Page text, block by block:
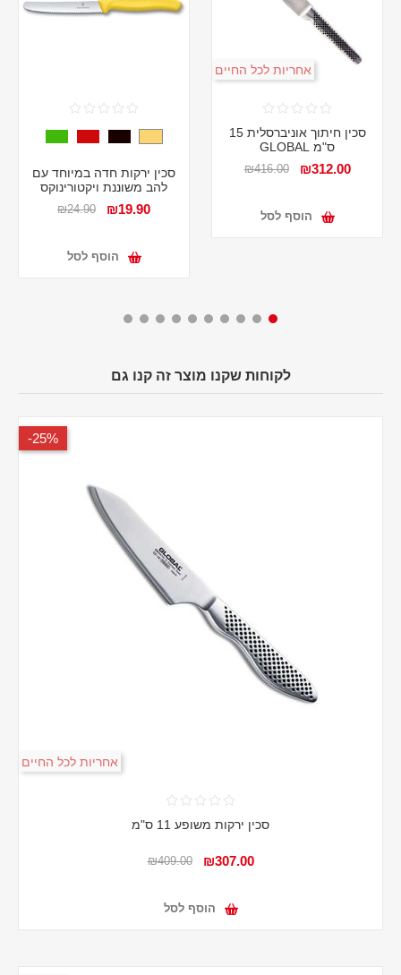
אחריות לכל החיים
סכין חיתוך אוניברסלית 15
ס"מ GLOBAL
₪312.00
₪416.00
הוסף לסל
סכין ירקות חדה במיוחד עם
להב משוננת ויקטורינוקס
₪19.90
₪24.90
הוסף לסל
לקוחות שקנו מוצר זה קנו גם
25%-
אחריות לכל החיים
סכין ירקות משופע 11 ס"מ
₪307.00
₪409.00
הוסף לסל